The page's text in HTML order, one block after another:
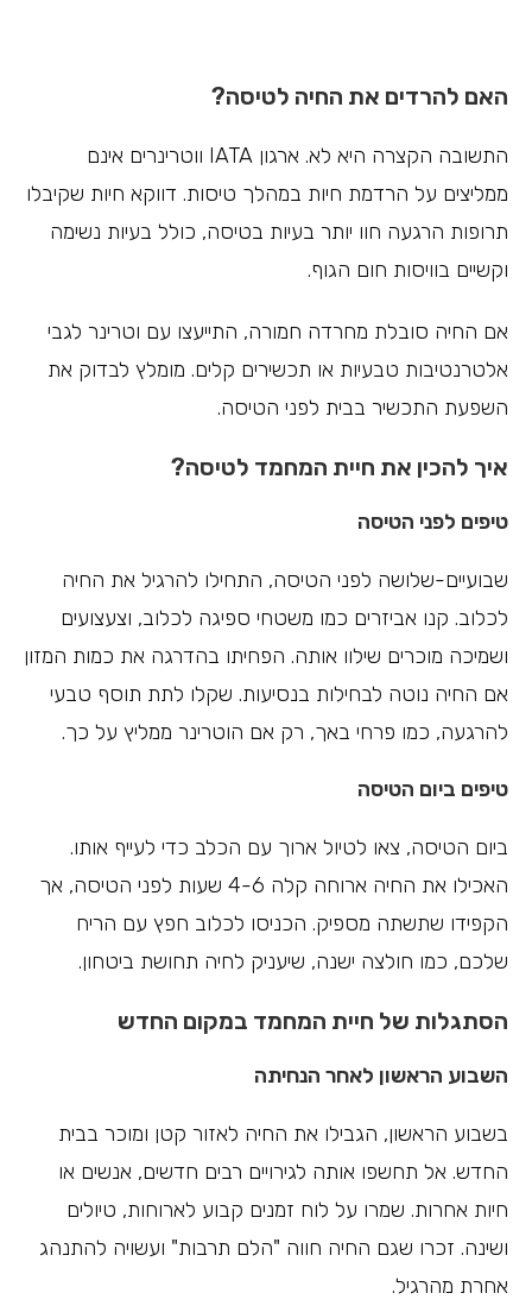
האם להרדים את החיה לטיסה?
התשובה הקצרה היא לא. ארגון IATA ווטרינרים אינם
ממליצים על הרדמת חיות במהלך טיסות. דווקא חיות שקיבלו
תרופות הרגעה חוו יותר בעיות בטיסה, כולל בעיות נשימה
וקשיים בוויסות חום הגוף.
אם החיה סובלת מחרדה חמורה, התייעצו עם וטרינר לגבי
אלטרנטיבות טבעיות או תכשירים קלים. מומלץ לבדוק את
השפעת התכשיר בבית לפני הטיסה.
איך להכין את חיית המחמד לטיסה?
טיפים לפני הטיסה
שבועיים-שלושה לפני הטיסה, התחילו להרגיל את החיה
לכלוב. קנו אביזרים כמו משטחי ספיגה לכלוב, וצעצועים
ושמיכה מוכרים שילוו אותה. הפחיתו בהדרגה את כמות המזון
אם החיה נוטה לבחילות בנסיעות. שקלו לתת תוסף טבעי
להרגעה, כמו פרחי באך, רק אם הוטרינר ממליץ על כך.
טיפים ביום הטיסה
ביום הטיסה, צאו לטיול ארוך עם הכלב כדי לעייף אותו.
האכילו את החיה ארוחה קלה 4-6 שעות לפני הטיסה, אך
הקפידו שתשתה מספיק. הכניסו לכלוב חפץ עם הריח
שלכם, כמו חולצה ישנה, שיעניק לחיה תחושת ביטחון.
הסתגלות של חיית המחמד במקום החדש
השבוע הראשון לאחר הנחיתה
בשבוע הראשון, הגבילו את החיה לאזור קטן ומוכר בבית
החדש. אל תחשפו אותה לגירויים רבים חדשים, אנשים או
חיות אחרות. שמרו על לוח זמנים קבוע לארוחות, טיולים
ושינה. זכרו שגם החיה חווה "הלם תרבות" ועשויה להתנהג
אחרת מהרגיל.